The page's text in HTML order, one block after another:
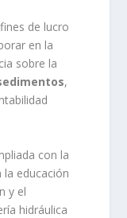
de lucro
en la
sobre la
,
con la
educación
y el
hidráulica